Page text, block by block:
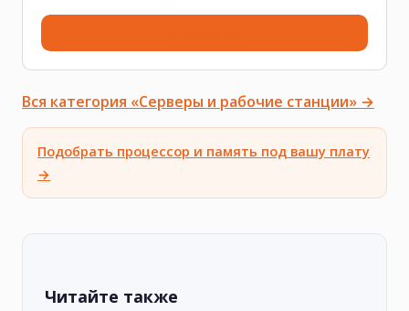
Вся категория «Серверы и рабочие станции» →
Подобрать процессор и память под вашу плату
→
Читайте также